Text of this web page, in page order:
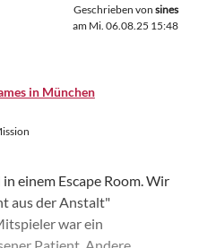
die jeweils mit 30
--> restlicher Betrag muss
Geschrieben von sines
am Mi. 06.08.25 15:48
in München
einem Escape Room. Wir
aus der Anstalt"
war ein
Patient. Andere